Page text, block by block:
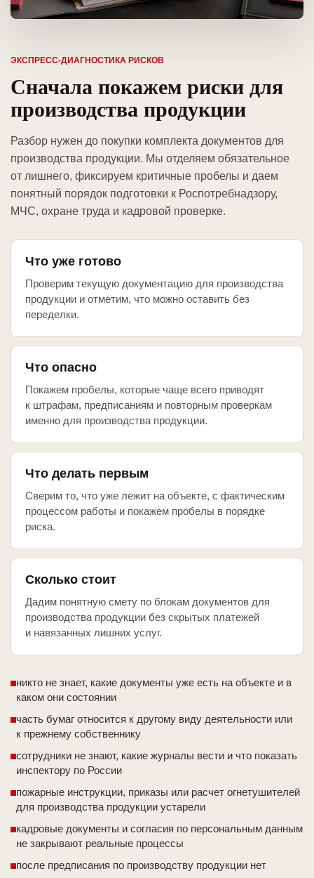
ЭКСПРЕСС-ДИАГНОСТИКА РИСКОВ
Сначала покажем риски для
производства продукции
Разбор нужен до покупки комплекта документов для
производства продукции. Мы отделяем обязательное
от лишнего, фиксируем критичные пробелы и даем
понятный порядок подготовки к Роспотребнадзору,
МЧС, охране труда и кадровой проверке.
Что уже готово
Проверим текущую документацию для производства
продукции и отметим, что можно оставить без
переделки.
Что опасно
Покажем пробелы, которые чаще всего приводят
к штрафам, предписаниям и повторным проверкам
именно для производства продукции.
Что делать первым
Сверим то, что уже лежит на объекте, с фактическим
процессом работы и покажем пробелы в порядке
риска.
Сколько стоит
Дадим понятную смету по блокам документов для
производства продукции без скрытых платежей
и навязанных лишних услуг.
никто не знает, какие документы уже есть на объекте и в
каком они состоянии
часть бумаг относится к другому виду деятельности или
к прежнему собственнику
сотрудники не знают, какие журналы вести и что показать
инспектору по России
пожарные инструкции, приказы или расчет огнетушителей
для производства продукции устарели
кадровые документы и согласия по персональным данным
не закрывают реальные процессы
после предписания по производству продукции нет